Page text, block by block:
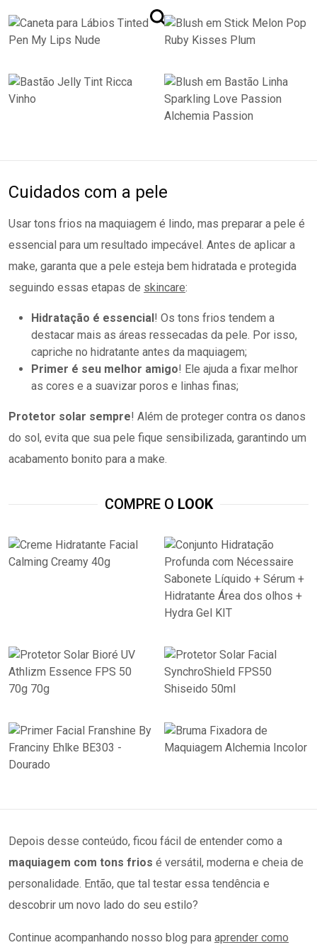
Cuidados com a pele
Usar tons frios na maquiagem é lindo, mas preparar a pele é
essencial para um resultado impecável. Antes de aplicar a
make, garanta que a pele esteja bem hidratada e protegida
seguindo essas etapas de skincare:
Hidratação é essencial! Os tons frios tendem a
destacar mais as áreas ressecadas da pele. Por isso,
capriche no hidratante antes da maquiagem;
Primer é seu melhor amigo! Ele ajuda a fixar melhor
as cores e a suavizar poros e linhas finas;
Protetor solar sempre! Além de proteger contra os danos
do sol, evita que sua pele fique sensibilizada, garantindo um
acabamento bonito para a make.
COMPRE O LOOK
Depois desse conteúdo, ficou fácil de entender como a
maquiagem com tons frios é versátil, moderna e cheia de
personalidade. Então, que tal testar essa tendência e
descobrir um novo lado do seu estilo?
Continue acompanhando nosso blog para aprender como